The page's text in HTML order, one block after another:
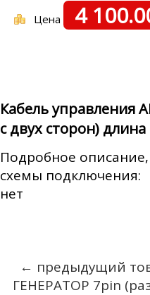
Цена 4
Кабель управления
с двух сторон)
Подробное
схемы подключения:
нет
← предыдущий
ГЕНЕРАТОР 7pin